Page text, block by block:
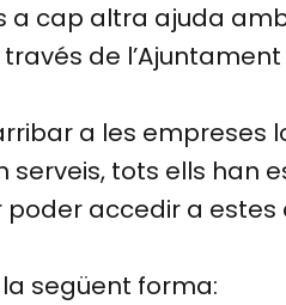
a cap altra ajuda
de l’Ajuntament
a les empreses
tots ells han
accedir a estes
següent forma: